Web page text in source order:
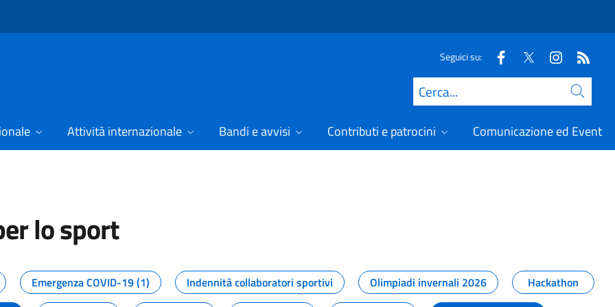
Seguici su:
Cerca
Attività internazionale Bandi e avvisi Contributi e patrocini Comunicazione ed Eventi
lo sport
dal Dipartimento per lo sport
Emergenza COVID-19 (1) Indennità collaboratori sportivi Olimpiadi invernali 2026
Hackathon